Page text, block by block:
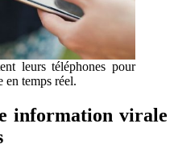
leurs téléphones pour
temps réel.
information virale